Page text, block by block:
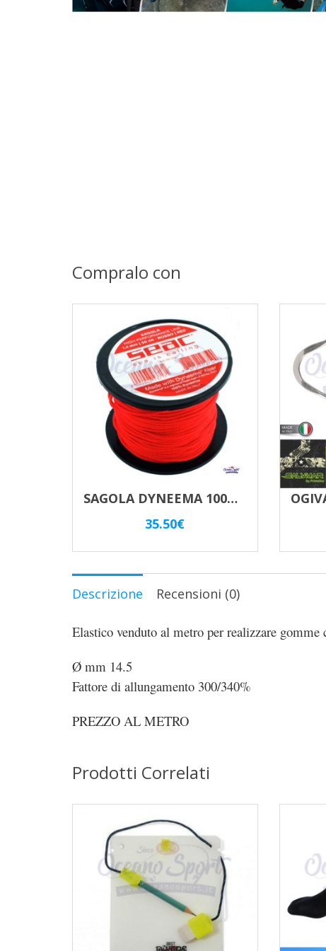
Compralo con
SAGOLA DYNEEMA 100% – 50 Mt. 1.4mm – ROSSO
35.50€
Descrizione Recensioni (0)
Elastico venduto al metro per realizzare
Ø mm 14.5
Fattore di allungamento 300/340%
PREZZO AL METRO
Prodotti Correlati